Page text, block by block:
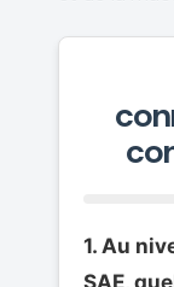
1. Au
SAE,